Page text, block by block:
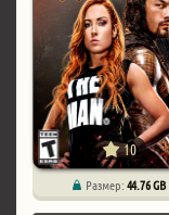
10
Размер:44.76 GB